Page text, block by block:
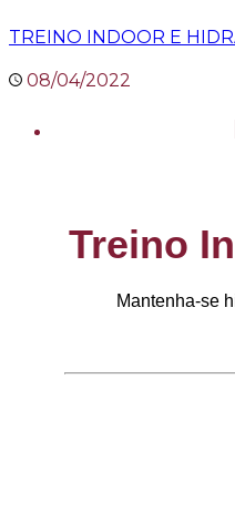
TREINO INDOOR E
08/04/2022
Treino
Mantenha-se